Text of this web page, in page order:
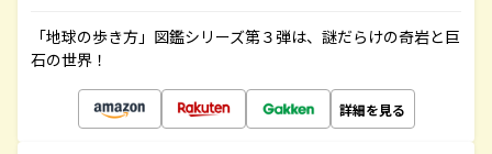
「地球の歩き方」図鑑シリーズ第３弾は、謎だらけの奇岩と巨
石の世界！
詳細を見る